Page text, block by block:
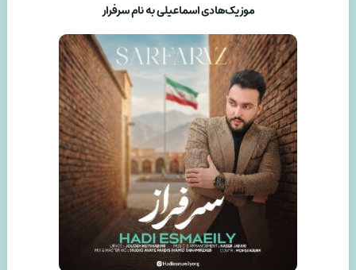
موزیک‌هادی اسماعیلی به نام سرفرار